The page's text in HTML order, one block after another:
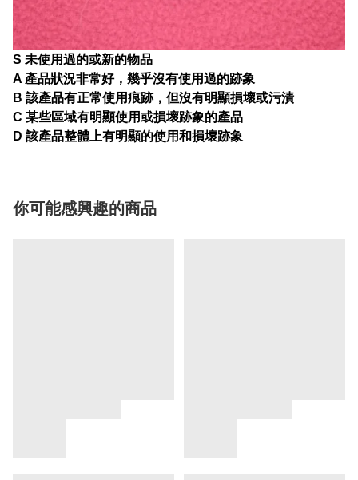
S 未使用過的或新的物品
A 產品狀況非常好，幾乎沒有使用過的跡象
B 該產品有正常使用痕跡，但沒有明顯損壞或污漬
C 某些區域有明顯使用或損壞跡象的產品
D 該產品整體上有明顯的使用和損壞跡象
你可能感興趣的商品